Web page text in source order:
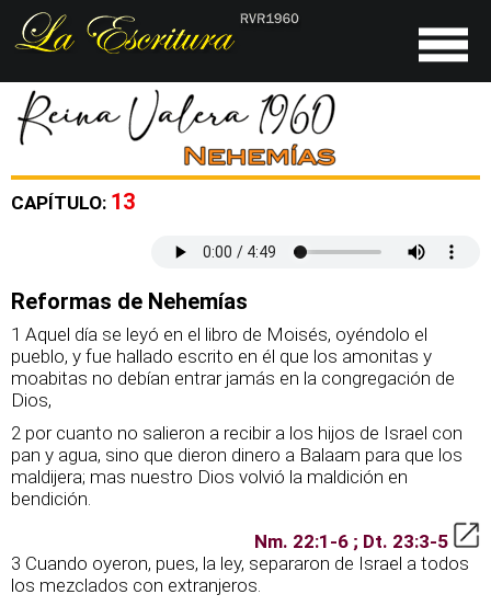
CAPÍTULO: 13
Reformas de Nehemías
1 Aquel día se leyó en el libro de Moisés, oyéndolo el
pueblo, y fue hallado escrito en él que los amonitas y
moabitas no debían entrar jamás en la congregación de
Dios,
2 por cuanto no salieron a recibir a los hijos de Israel con
pan y agua, sino que dieron dinero a Balaam para que los
maldijera; mas nuestro Dios volvió la maldición en
bendición.
Nm. 22:1-6 ; Dt. 23:3-5
3 Cuando oyeron, pues, la ley, separaron de Israel a todos
los mezclados con extranjeros.